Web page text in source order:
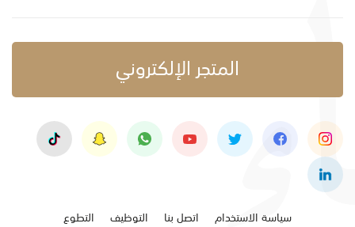
المتجر الإلكتروني
سياسة الاستخدام اتصل بنا التوظيف التطوع